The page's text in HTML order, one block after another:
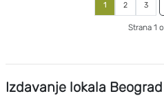
1 2 3
Strana 1
Izdavanje lokala